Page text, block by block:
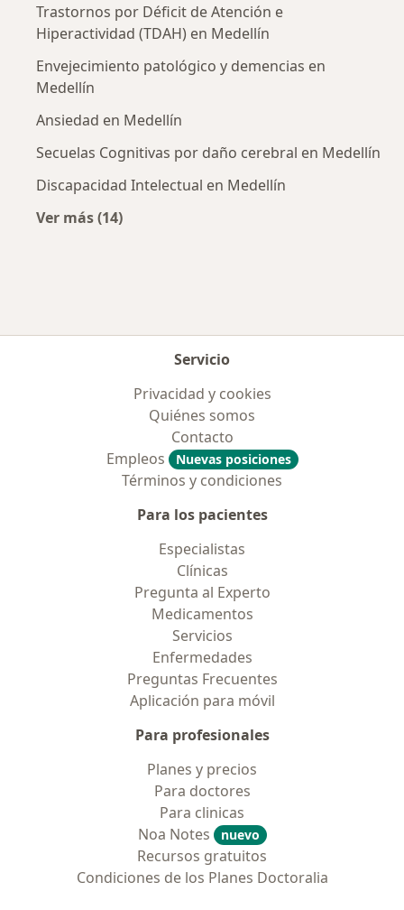
Trastornos por Déficit de Atención e
Hiperactividad (TDAH) en Medellín
Envejecimiento patológico y demencias en
Medellín
Ansiedad en Medellín
Secuelas Cognitivas por daño cerebral en Medellín
Discapacidad Intelectual en Medellín
Ver más (14)
Servicio
Privacidad y cookies
Quiénes somos
Contacto
Empleos
Nuevas posiciones
Términos y condiciones
Para los pacientes
Especialistas
Clínicas
Pregunta al Experto
Medicamentos
Servicios
Enfermedades
Preguntas Frecuentes
Aplicación para móvil
Para profesionales
Planes y precios
Para doctores
Para clinicas
Noa Notes
nuevo
Recursos gratuitos
Condiciones de los Planes Doctoralia